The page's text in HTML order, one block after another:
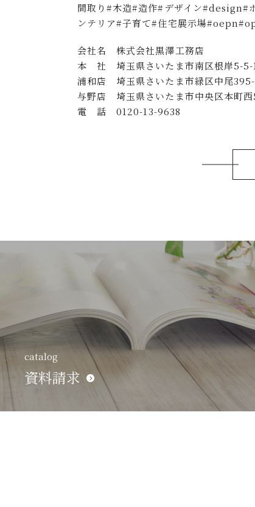
間取り#木造#造作#デザイン#design#
ンテリア#子育て#住宅展示場
会社名 株式会社黒澤工務店
本 社 埼玉県さいたま市南区根岸5-5-
浦和店 埼玉県さいたま市緑区中尾395-
与野店 埼玉県さいたま市中央区本町西
電 話 0120-13-9638
catalog
資料請求